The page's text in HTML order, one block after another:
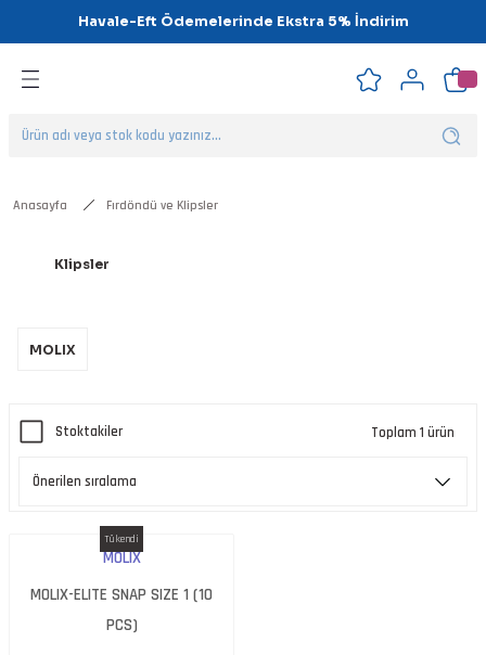
Havale-Eft Ödemelerinde Ekstra 5% İndirim
Geri Dön
Geri Dön
Geri Dön
Geri Dön
Geri Dön
Geri Dön
Anasayfa Fırdöndü ve Klipsler
Klipsler
MOLIX
Stoktakiler Toplam 1 ürün
Tükendi
MOLIX
MOLIX-ELITE SNAP SIZE 1 (10
PCS)